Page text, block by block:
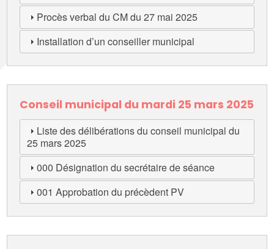
Procès verbal du CM du 27 mai 2025
Installation d’un conseiller municipal
Conseil municipal du mardi 25 mars 2025
Liste des délibérations du conseil municipal du
25 mars 2025
000 Désignation du secrétaire de séance
001 Approbation du précèdent PV